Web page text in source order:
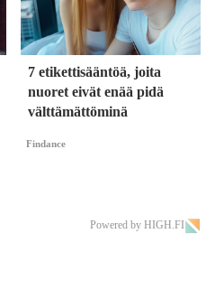
7 etikettisääntöä, joita
nuoret eivät enää pidä
välttämättöminä
Findance
Powered by HIGH.FI